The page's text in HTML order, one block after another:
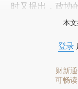
时又提出，政协
本
登录
财新
可畅